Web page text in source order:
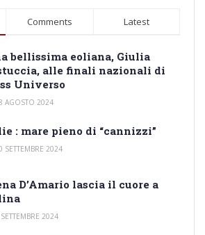
Comments Latest
bellissima eoliana, Giulia
alle finali nazionali di
Universo
AGOSTO 2024
: mare pieno di “cannizzi”
SETTEMBRE 2024
D’Amario lascia il cuore a
2024